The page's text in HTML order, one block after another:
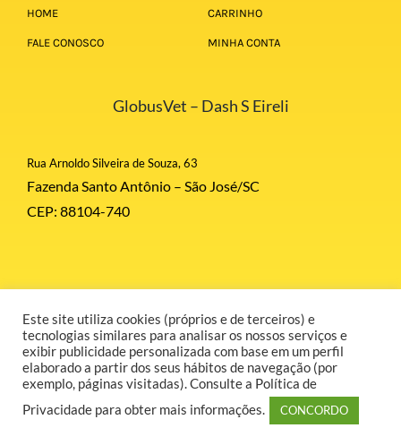
HOME
FALE CONOSCO
CARRINHO
MINHA CONTA
GlobusVet – Dash S Eireli
Rua Arnoldo Silveira de Souza, 63
Fazenda Santo Antônio – São José/SC
CEP: 88104-740
© Copyright 2026 | Globus Corporation | Todos Direitos Reservados |
Desenvolvido por GR COMUNICAÇÃO.
Este site utiliza cookies (próprios e de terceiros) e
tecnologias similares para analisar os nossos serviços e
exibir publicidade personalizada com base em um perfil
elaborado a partir dos seus hábitos de navegação (por
exemplo, páginas visitadas). Consulte a Política de
Privacidade para obter mais informações.
CONCORDO